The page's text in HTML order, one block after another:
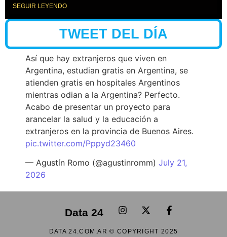
SEGUIR LEYENDO
TWEET DEL DÍA
Así que hay extranjeros que viven en
Argentina, estudian gratis en Argentina, se
atienden gratis en hospitales Argentinos
mientras odian a la Argentina? Perfecto.
Acabo de presentar un proyecto para
arancelar la salud y la educación a
extranjeros en la provincia de Buenos Aires.
pic.twitter.com/Pppyd23460
— Agustín Romo (@agustinromm) July 21,
2026
Data 24
DATA 24.COM.AR © COPYRIGHT 2025